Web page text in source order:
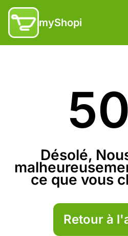
myShopi
Désolé,
ce que vous
Retour à